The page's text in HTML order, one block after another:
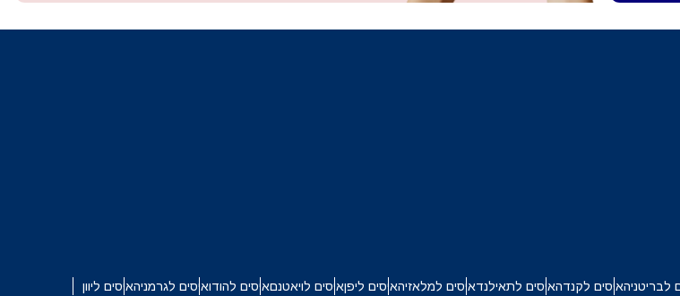
לבריטניהאיסים לקנדהאיסים לתאילנדאיסים למלאזיהאיסים ליפןאיסים לויאטנםאיסים להודואיסים לגרמניהאיסים ליוון